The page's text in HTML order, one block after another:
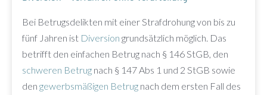
Bei Betrugsdelikten mit einer Strafdrohung von bis zu
fünf Jahren ist Diversion grundsätzlich möglich. Das
betrifft den einfachen Betrug nach § 146 StGB, den
schweren Betrug nach § 147 Abs 1 und 2 StGB sowie
den gewerbsmäßigen Betrug nach dem ersten Fall des